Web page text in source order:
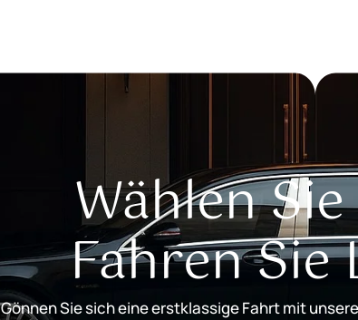
Wählen
Fahren
Gönnen Sie sich eine erstklassige Fahrt mit